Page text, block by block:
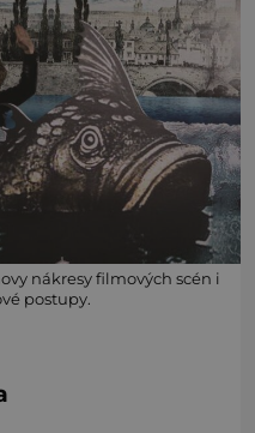
nákresy filmových scén i
postupy.